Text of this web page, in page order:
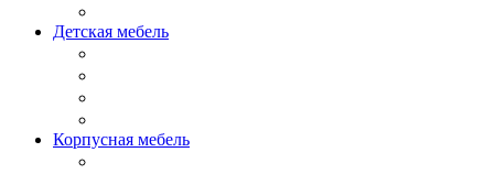
Детская мебель
Корпусная мебель